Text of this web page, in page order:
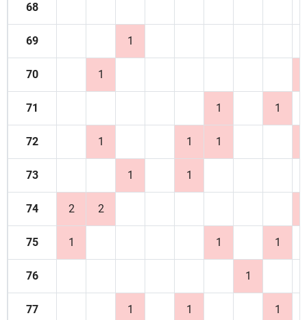
68
69 1
70 1
71 1 1
72 1 1 1
73 1 1
74 2 2
75 1 1 1
76 1
77 1 1 1